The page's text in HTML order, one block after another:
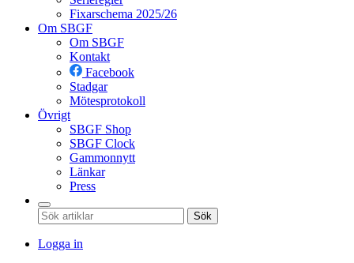
Fixarschema 2025/26
Om SBGF
Om SBGF
Kontakt
Facebook
Stadgar
Mötesprotokoll
Övrigt
SBGF Shop
SBGF Clock
Gammonnytt
Länkar
Press
Sök
Logga in